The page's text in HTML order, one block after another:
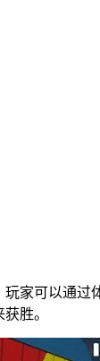
玩家可以通过
胜。